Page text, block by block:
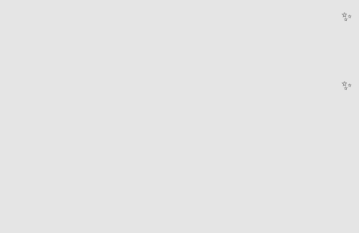
✨
✨